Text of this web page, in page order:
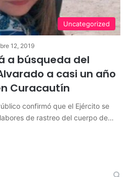
Uncategorized
12, 2019
a búsqueda del
a casi un año
Curacautín
confirmó que el Ejército se
de rastreo del cuerpo de…